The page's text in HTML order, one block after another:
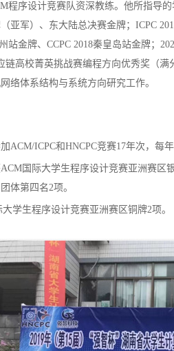
程序设计竞赛队资深教练。他所指导
亚军）、东大陆总决赛金牌；ICPC
州站金牌、CCPC 2018秦皇岛站金牌；
链高校菁英挑战赛编程方向优秀奖（
络体系结构与系统方向研究工作。
ACM/ICPC和HNCPC竞赛17年次，每
国际大学生程序设计竞赛亚洲赛区
体第四名2项。
生程序设计竞赛亚洲赛区铜牌2项。